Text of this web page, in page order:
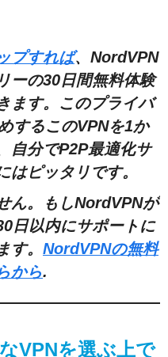
プすれば、NordVPN
ーの30日間無料体験
ます。このプライバ
するこのVPNを1か
自分でP2P最適化サ
はピッタリです。
ん。もしNordVPNが
日以内にサポートに
す。 NordVPNの無料
から.
VPNを選ぶ上で